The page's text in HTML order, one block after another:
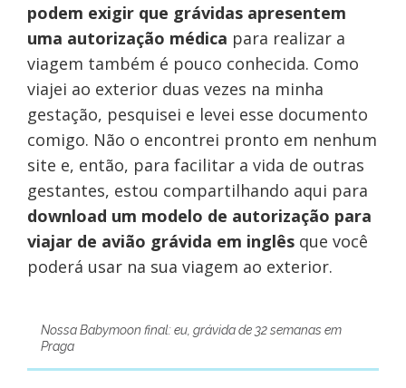
podem exigir que grávidas apresentem
uma autorização médica para realizar a
viagem também é pouco conhecida. Como
viajei ao exterior duas vezes na minha
gestação, pesquisei e levei esse documento
comigo. Não o encontrei pronto em nenhum
site e, então, para facilitar a vida de outras
gestantes, estou compartilhando aqui para
download um modelo de autorização para
viajar de avião grávida em inglêsque você
poderá usar na sua viagem ao exterior.
Nossa Babymoon final: eu, grávida de 32 semanas em
Praga